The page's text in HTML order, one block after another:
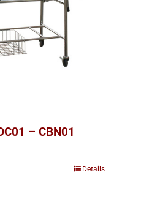
– CBN01
Details